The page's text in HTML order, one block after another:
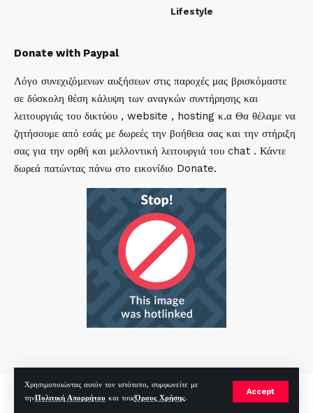
Χρησιμοποιώντας αυτόν τον ιστότοπο, συμφωνείτε με
τηνΠολιτική Απορρήτου και τουςΌρους Χρήσης.
Accept
Lifestyle
Donate with Paypal
Λόγο συνεχιζόμενων αυξήσεων στις παροχές μας βρισκόμαστε
σε δύσκολη θέση κάλυψη των αναγκών συντήρησης και
λειτουργιάς του δικτύου , website , hosting κ.α Θα θέλαμε να
ζητήσουμε από εσάς με δωρεές την βοήθεια σας και την στήριξη
σας για την ορθή και μελλοντική λειτουργιά του chat . Κάντε
δωρεά πατώντας πάνω στο εικονίδιο Donate.
mirc.gr 2023 Copyright %year%, All Rights Reserved |bySp
Hosted byRealHosting